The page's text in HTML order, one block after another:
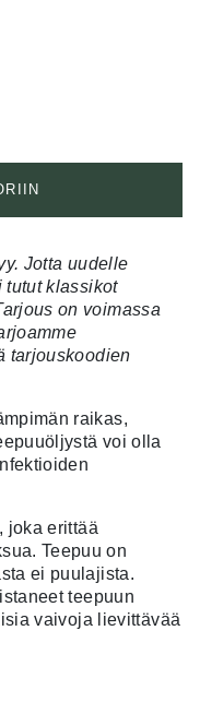
Jotta uudelle
tutut klassikot
on voimassa
tarjouskoodien
raikas,
voi olla
joka erittää
Teepuu on
ei puulajista.
teepuun
vaivoja lievittävää